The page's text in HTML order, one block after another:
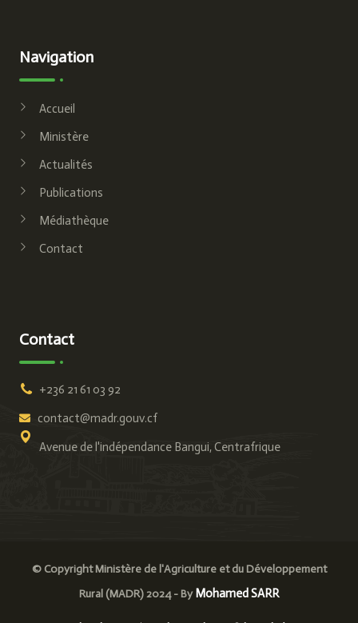
Navigation
Accueil
Ministère
Actualités
Publications
Médiathèque
Contact
Contact
+236 21 61 03 92
contact@madr.gouv.cf
Avenue de l'indépendance Bangui, Centrafrique
© Copyright Ministère de l'Agriculture et du Développement
Rural (MADR) 2024 - By Mohamed SARR